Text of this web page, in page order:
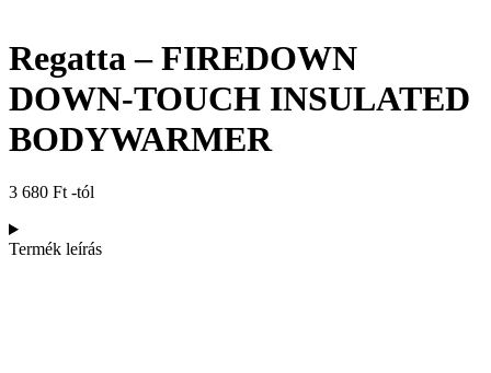
Regatta – FIREDOWN
DOWN-TOUCH INSULATED
BODYWARMER
3 680 Ft -tól
Termék leírás